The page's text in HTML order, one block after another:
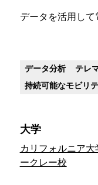
データを活用し
データ分析
テレ
持続可能なモビリ
大学
カリフォルニア大
ークレー校